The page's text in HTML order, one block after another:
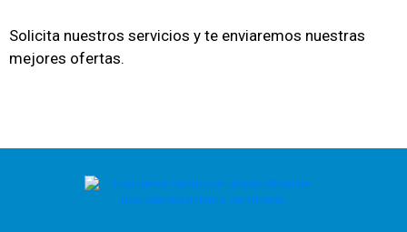
Solicita nuestros servicios y te enviaremos nuestras
mejores ofertas.